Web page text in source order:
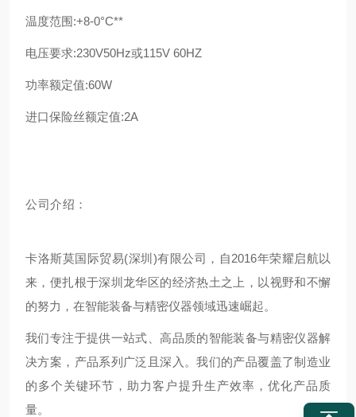
温度范围:+8-0°C**
电压要求:230V50Hz或115V 60HZ
功率额定值:60W
进口保险丝额定值:2A
公司介绍：
卡洛斯莫国际贸易(深圳)有限公司，自2016年荣耀启航以
来，便扎根于深圳龙华区的经济热土之上，以视野和不懈
的努力，在智能装备与精密仪器领域迅速崛起。
我们专注于提供一站式、高品质的智能装备与精密仪器解
决方案，产品系列广泛且深入。我们的产品覆盖了制造业
的多个关键环节，助力客户提升生产效率，优化产品质
量。